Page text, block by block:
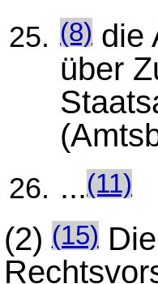
(8) die
über
...(11)
(2)(15)